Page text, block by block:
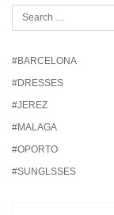
#BARCELONA
#DRESSES
#JEREZ
#MALAGA
#OPORTO
#SUNGLSSES